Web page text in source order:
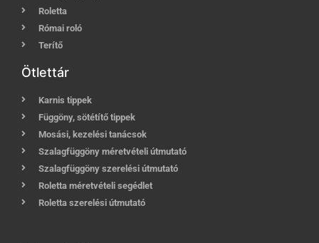
Roletta
Római roló
Terítő
Ötlettár
Karnis tippek
Függöny, sötétítő tippek
Mosási, kezelési tanácsok
Szalagfüggöny méretvételi útmutató
Szalagfüggöny szerelési útmutató
Roletta méretvételi segédlet
Roletta szerelési útmutató